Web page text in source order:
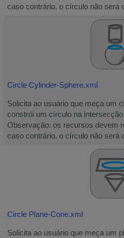
caso contrário, o círculo não será
Circle Cylinder-Sphere.xml
Solicita ao usuário que meça um
constrói um círculo na
Observação: os recursos devem
caso contrário, o círculo não será
Circle Plane-Cone.xml
Solicita ao usuário que meça um